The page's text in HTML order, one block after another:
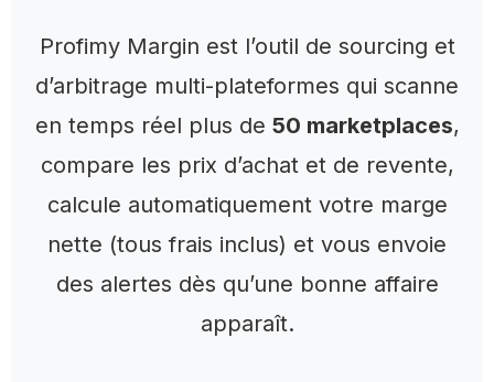
Profimy Margin est l’outil de sourcing et
d’arbitrage multi-plateformes qui scanne
en temps réel plus de 50 marketplaces,
compare les prix d’achat et de revente,
calcule automatiquement votre marge
nette (tous frais inclus) et vous envoie
des alertes dès qu’une bonne affaire
apparaît.